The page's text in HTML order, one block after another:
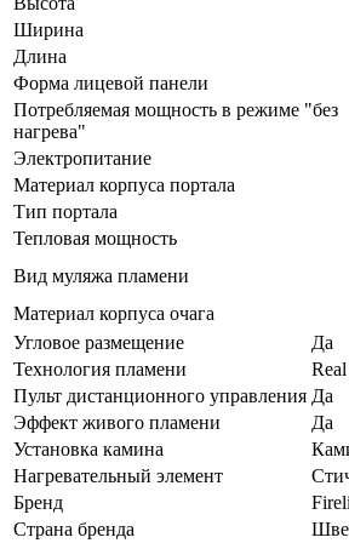
Ширина
Длина
Форма лицевой панели
Потребляемая мощность в режиме "без
нагрева"
Электропитание
Материал корпуса портала
Тип портала
Тепловая мощность
Вид муляжа пламени
Материал корпуса очага
Угловое размещение
Да
Технология пламени
Пульт дистанционного управления Да
Эффект живого пламени
Да
Установка камина
Нагревательный элемент
Бренд
Страна бренда